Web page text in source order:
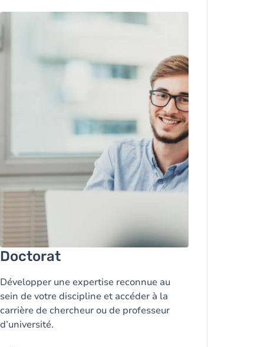
Doctorat
Développer une expertise reconnue au
sein de votre discipline et accéder à la
carrière de chercheur ou de professeur
d’université.